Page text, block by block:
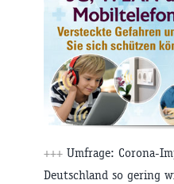
+++ Umfrage: Corona-
Deutschland so gering